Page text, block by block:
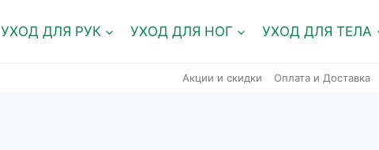
УХОД ДЛЯ РУК УХОД ДЛЯ НОГ УХОД ДЛЯ ТЕЛА
Акции и скидки Оплата и Доставка